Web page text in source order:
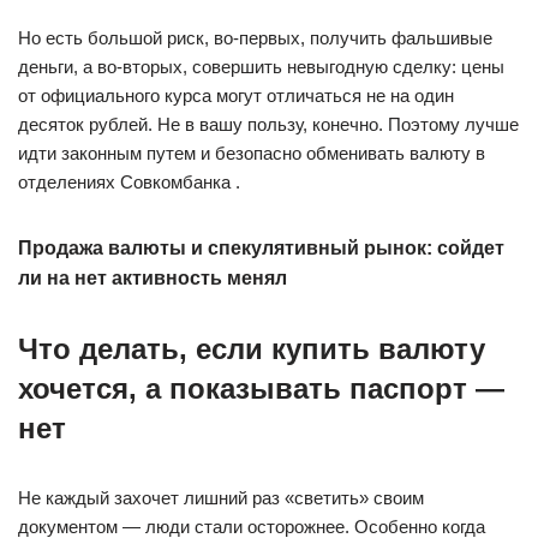
Но есть большой риск, во-первых, получить фальшивые
деньги, а во-вторых, совершить невыгодную сделку: цены
от официального курса могут отличаться не на один
десяток рублей. Не в вашу пользу, конечно. Поэтому лучше
идти законным путем и безопасно обменивать валюту в
отделениях Совкомбанка .
Продажа валюты и спекулятивный рынок: сойдет
ли на нет активность менял
Что делать, если купить валюту
хочется, а показывать паспорт —
нет
Не каждый захочет лишний раз «светить» своим
документом — люди стали осторожнее. Особенно когда